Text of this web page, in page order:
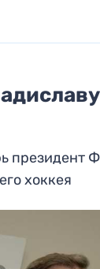
президент
хоккея